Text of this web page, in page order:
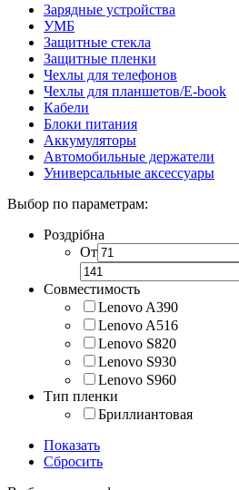
Зарядные устройства
УМБ
Защитные стекла
Защитные пленки
Чехлы для телефонов
Чехлы для планшетов/E-book
Кабели
Блоки питания
Аккумуляторы
Автомобильные держатели
Универсальные аксессуары
Выбор по параметрам:
Роздрібна
От
Совместимость
Lenovo A390
Lenovo A516
Lenovo S820
Lenovo S930
Lenovo S960
Тип пленки
Бриллиантовая
Показать
Сбросить